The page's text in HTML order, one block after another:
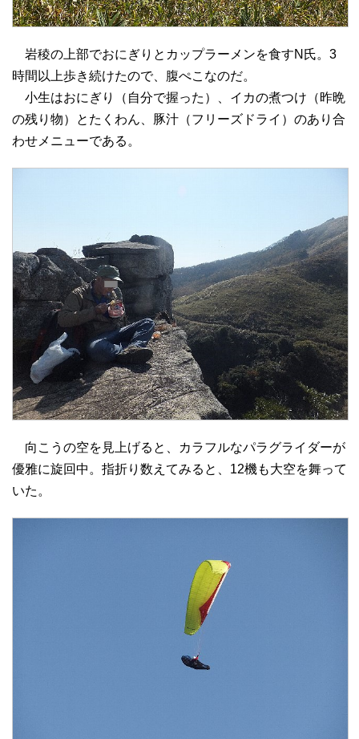
岩稜の上部でおにぎりとカップラーメンを食すN氏。3
時間以上歩き続けたので、腹ぺこなのだ。
小生はおにぎり（自分で握った）、イカの煮つけ（昨晩
の残り物）とたくわん、豚汁（フリーズドライ）のあり合
わせメニューである。
向こうの空を見上げると、カラフルなパラグライダーが
優雅に旋回中。指折り数えてみると、12機も大空を舞って
いた。